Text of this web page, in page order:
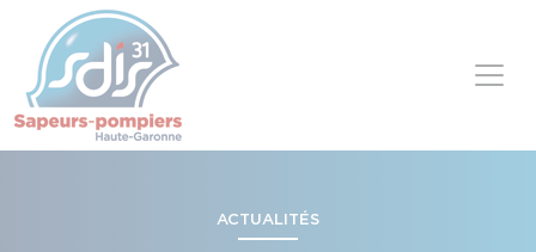
ACTUALITÉS
Panneau de gestion des cookies